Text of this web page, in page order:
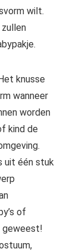
wilt.
knusse
wanneer
worden
kind de
uit één stuk
of
geweest!